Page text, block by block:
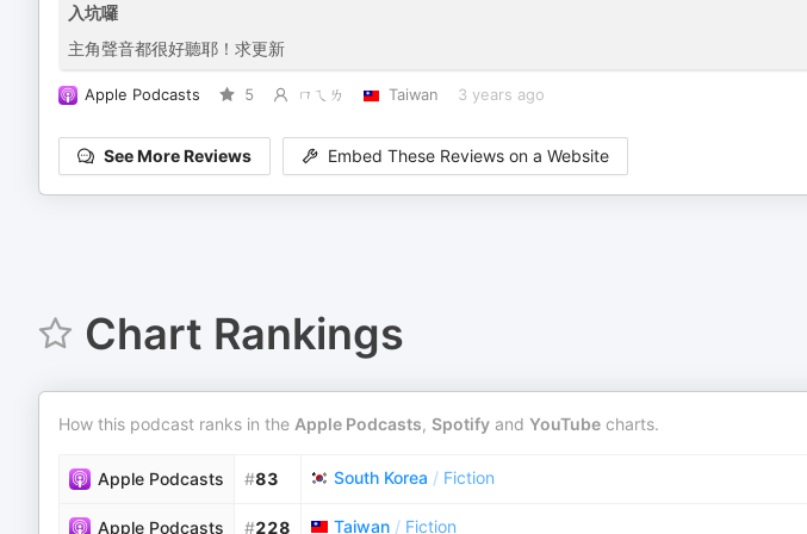
入坑囉
主角聲音都很好聽耶！求更新
Apple Podcasts 5 ㄇㄟㄌ Taiwan 3 years ago
See More Reviews Embed These Reviews on a Website
Chart Rankings
How this podcast ranks in the Apple Podcasts, Spotify and YouTube charts.
Apple Podcasts #83 South Korea / Fiction
Apple Podcasts #228 Taiwan / Fiction